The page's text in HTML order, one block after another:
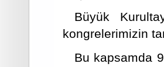
Büyük
kongrelerimizin
Bu kapsamda